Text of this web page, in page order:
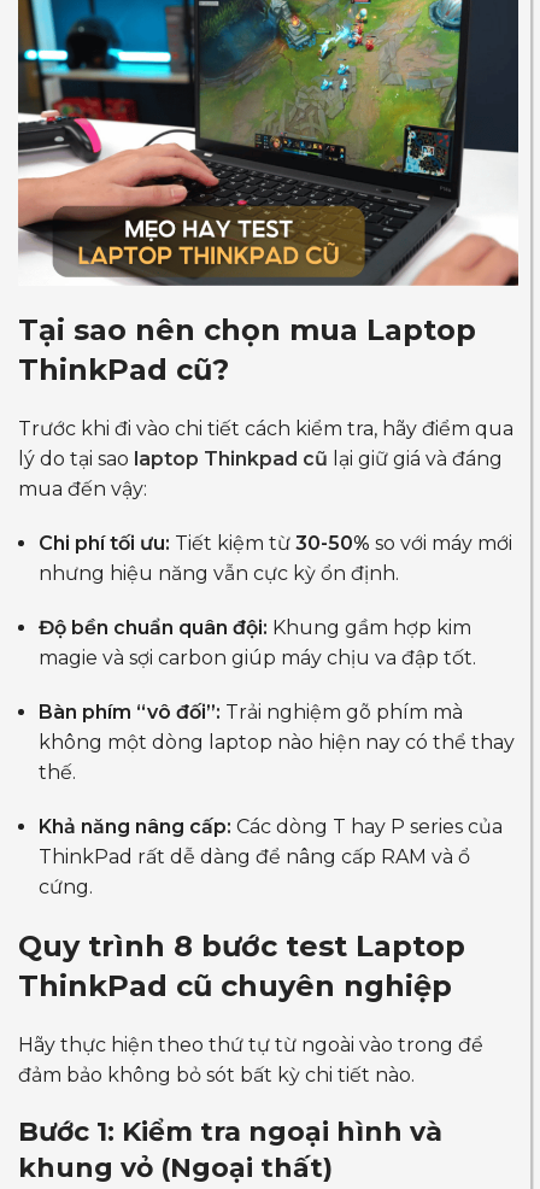
Tại sao nên chọn mua Laptop
ThinkPad cũ?
Trước khi đi vào chi tiết cách kiểm tra, hãy điểm qua
lý do tại sao laptop Thinkpad cũ lại giữ giá và đáng
mua đến vậy:
Chi phí tối ưu: Tiết kiệm từ 30-50% so với máy mới
nhưng hiệu năng vẫn cực kỳ ổn định.
Độ bền chuẩn quân đội: Khung gầm hợp kim
magie và sợi carbon giúp máy chịu va đập tốt.
Bàn phím “vô đối”: Trải nghiệm gõ phím mà
không một dòng laptop nào hiện nay có thể thay
thế.
Khả năng nâng cấp: Các dòng T hay P series của
ThinkPad rất dễ dàng để nâng cấp RAM và ổ
cứng.
Quy trình 8 bước test Laptop
ThinkPad cũ chuyên nghiệp
Hãy thực hiện theo thứ tự từ ngoài vào trong để
đảm bảo không bỏ sót bất kỳ chi tiết nào.
Bước 1: Kiểm tra ngoại hình và
khung vỏ (Ngoại thất)